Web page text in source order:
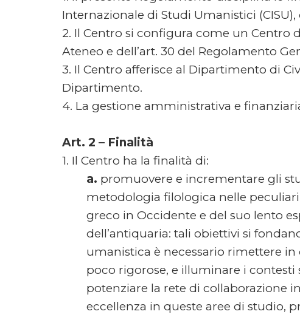
Internazionale di Studi Umanistici
2. Il Centro si configura come un Centro
Ateneo e dell’art. 30 del Regolamento
3. Il Centro afferisce al Dipartimento di
Dipartimento.
4. La gestione amministrativa e
Art. 2 – Finalità
1. Il Centro ha la finalità di:
a. promuovere e incrementare gli
metodologia filologica nelle
greco in Occidente e del suo lento
dell’antiquaria: tali obiettivi si
umanistica è necessario rimettere
poco rigorose, e illuminare i
potenziare la rete di collaborazione
eccellenza in queste aree di studio,